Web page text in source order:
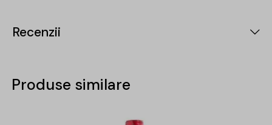
Recenzii
Produse similare